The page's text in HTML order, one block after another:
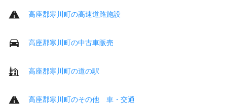
高座郡寒川町の高速道路施設
高座郡寒川町の中古車販売
高座郡寒川町の道の駅
高座郡寒川町のその他 車・交通